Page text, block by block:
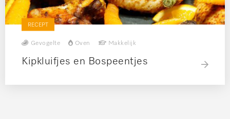
RECEPT
Gevogelte Oven Makkelijk
Kipkluifjes en Bospeentjes